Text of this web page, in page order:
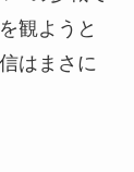
観ようと
はまさに